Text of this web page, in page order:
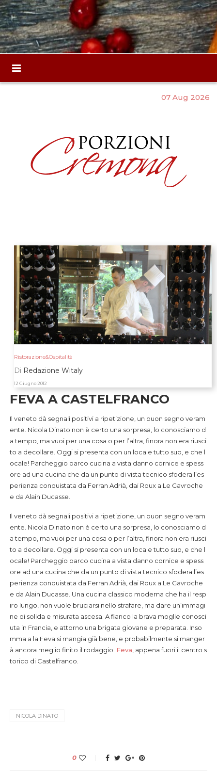
07 Aug 2026
Ristorazione&Ospitalità
Di Redazione Witaly
12 Giugno 2012
FEVA A CASTELFRANCO
Il veneto dà segnali positivi a ripetizione, un buon segno veram
ente. Nicola Dinato non è certo una sorpresa, lo conosciamo d
a tempo, ma vuoi per una cosa o per l’altra, finora non era riusci
to a decollare. Oggi si presenta con un locale tutto suo, e che l
ocale! Parcheggio parco cucina a vista danno cornice e spess
ore ad una cucina che da un punto di vista tecnico sfodera l’es
perienza conquistata da Ferran Adrià, dai Roux a Le Gavroche
e da Alain Ducasse.
Il veneto dà segnali positivi a ripetizione, un buon segno veram
ente. Nicola Dinato non è certo una sorpresa, lo conosciamo d
a tempo, ma vuoi per una cosa o per l’altra, finora non era riusci
to a decollare. Oggi si presenta con un locale tutto suo, e che l
ocale! Parcheggio parco cucina a vista danno cornice e spess
ore ad una cucina che da un punto di vista tecnico sfodera l’es
perienza conquistata da Ferran Adrià, dai Roux a Le Gavroche
e da Alain Ducasse. Una cucina classico moderna che ha il resp
iro lungo, non vuole bruciarsi nello strafare, ma dare un’immagi
ne di solida e misurata ascesa. A fianco la brava moglie conosci
uta in Francia, e attorno una brigata giovane e preparata. Inso
mma a la Feva si mangia già bene, e probabilmente si manger
à ancora meglio finito il rodaggio. Feva , appena fuori il centro s
torico di Castelfranco.
NICOLA DINATO
0